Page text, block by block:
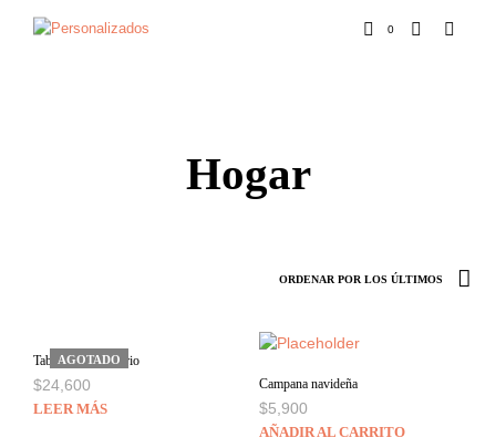
0
Hogar
AGOTADO
Tabla de picar vidrio
$24,600
LEER MÁS
Campana navideña
$5,900
AÑADIR AL CARRITO